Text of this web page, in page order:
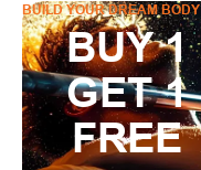
BUILD YOUR DREAM BODY
BUY 1
GET 1
FREE